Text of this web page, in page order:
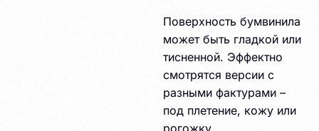
Поверхность бумвинила
может быть гладкой или
тисненной. Эффектно
смотрятся версии с
разными фактурами –
под плетение, кожу или
рогожку.